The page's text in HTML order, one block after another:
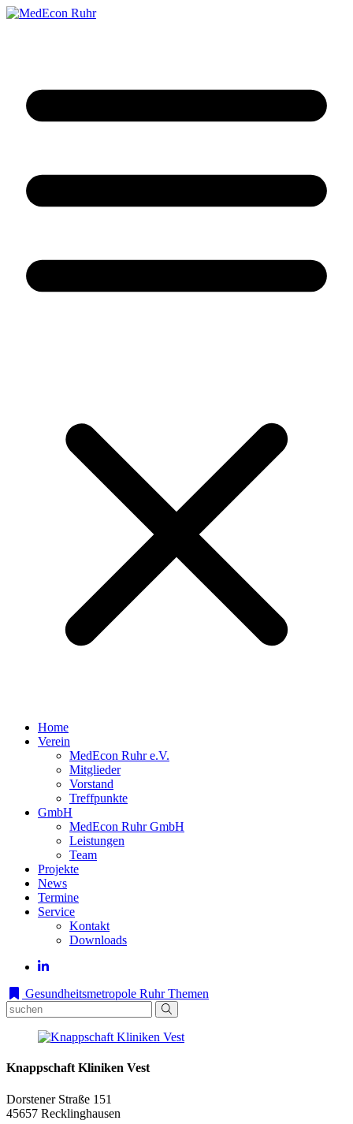
Home
Verein
MedEcon Ruhr e.V.
Mitglieder
Vorstand
Treffpunkte
GmbH
MedEcon Ruhr GmbH
Leistungen
Team
Projekte
News
Termine
Service
Kontakt
Downloads
Gesundheitsmetropole Ruhr Themen
Knappschaft Kliniken Vest
Dorstener Straße 151
45657 Recklinghausen